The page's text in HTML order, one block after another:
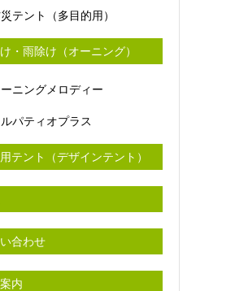
テント（多目的用）
・雨除け（オーニング）
ニングメロディー
パティオプラス
テント（デザインテント）
合わせ
内